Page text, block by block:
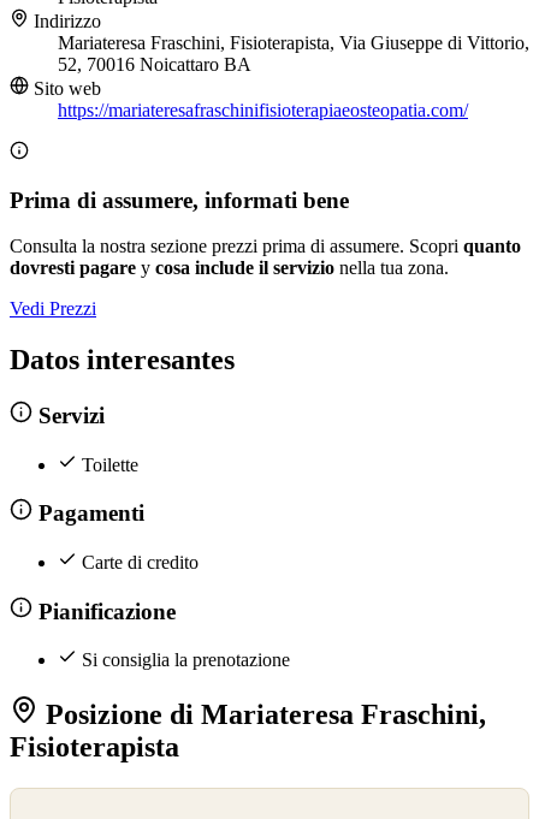
Indirizzo
Mariateresa Fraschini, Fisioterapista, Via Giuseppe di Vittorio,
52, 70016 Noicattaro BA
Sito web
https://mariateresafraschinifisioterapiaeosteopatia.com/
Prima di assumere, informati bene
Consulta la nostra sezione prezzi prima di assumere. Scopri quanto
dovresti pagare y cosa include il servizio nella tua zona.
Vedi Prezzi
Datos interesantes
Servizi
Toilette
Pagamenti
Carte di credito
Pianificazione
Si consiglia la prenotazione
Posizione di Mariateresa Fraschini,
Fisioterapista